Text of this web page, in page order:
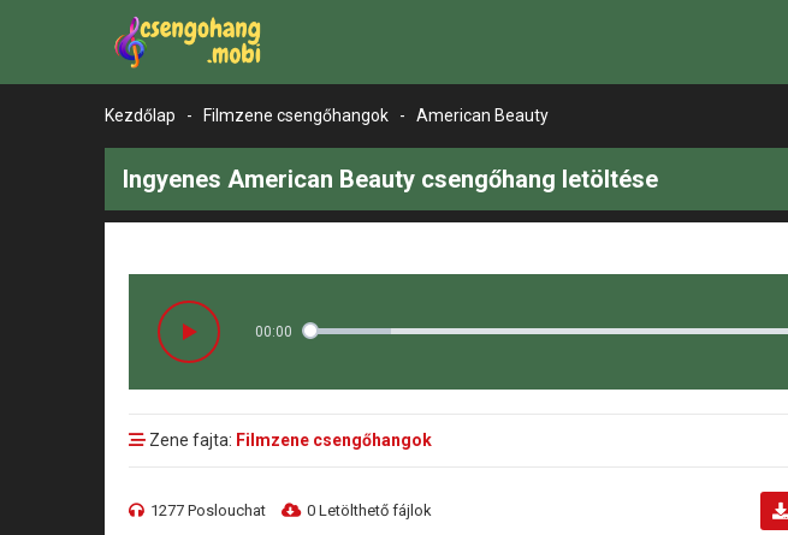
Kezdőlap - Filmzene csengőhangok - American Beauty
Ingyenes American Beauty csengőhang letöltése
00:00
Zene fajta: Filmzene csengőhangok
1277 Poslouchat 0 Letölthető fájlok